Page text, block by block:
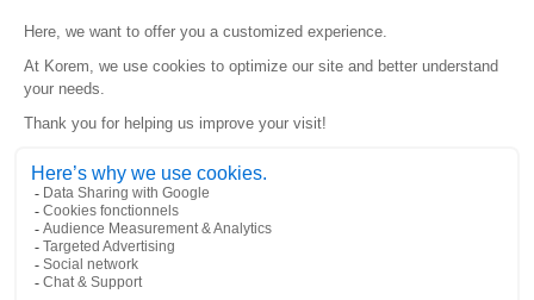
Pourquoi la technologie
essentielle pour
développer un modèle
de données fiable?